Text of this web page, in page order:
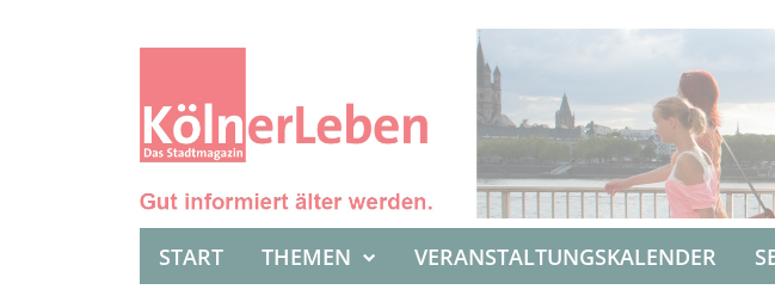
START THEMEN VERANSTALTUNGSKALENDER